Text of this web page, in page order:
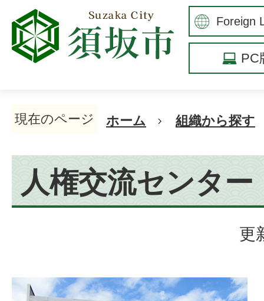
PC
現在のページ ホーム 組織から探す
人権交流センター
更